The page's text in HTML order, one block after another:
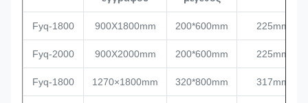
Fyq-1800 900X1800mm 200*600mm 225mm
Fyq-2000 900X2000mm 200*600mm 225mm
Fyq-1800 1270×1800mm 320*800mm 317mm